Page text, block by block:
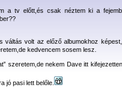
a tv előtt,és csak néztem ki a
váltás volt az előző albumokhoz
kedvencem sosem lesz.
szeretem,de nekem Dave itt
jó pasi lett belőle.